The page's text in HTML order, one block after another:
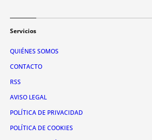
Servicios
QUIÉNES SOMOS
CONTACTO
RSS
AVISO LEGAL
POLÍTICA DE PRIVACIDAD
POLÍTICA DE COOKIES